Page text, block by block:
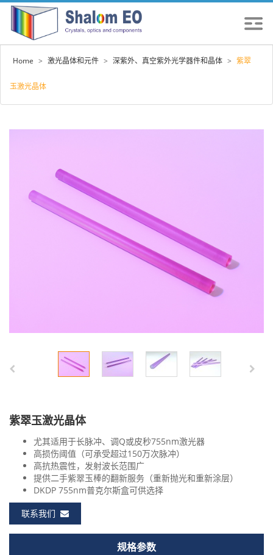
Home > 激光晶体和元件 > 深紫外、真空紫外光学器件和晶体 > 紫翠
玉激光晶体
紫翠玉激光晶体
尤其适用于长脉冲、调Q或皮秒755nm激光器
高损伤阈值（可承受超过150万次脉冲）
高抗热震性，发射波长范围广
提供二手紫翠玉棒的翻新服务（重新抛光和重新涂层）
DKDP 755nm普克尔斯盒可供选择
联系我们
规格参数